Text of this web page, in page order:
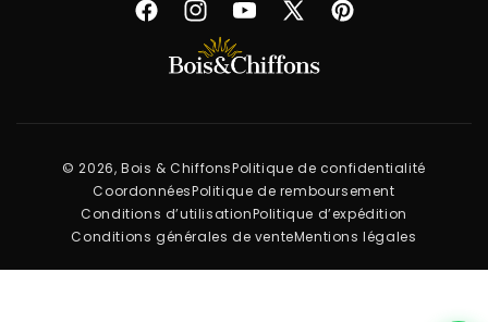
FacebookInstagramYouTube
X
Pinterest
© 2026, Bois & ChiffonsPolitique de confidentialité
CoordonnéesPolitique de remboursement
Conditions d’utilisationPolitique d’expédition
Conditions générales de venteMentions légales